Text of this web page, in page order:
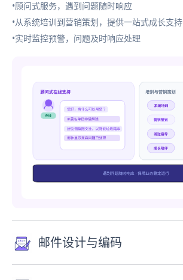
•顾问式服务，遇到问题随时响应
•从系统培训到营销策划，提供一站式成长支持
•实时监控预警，问题及时响应处理
邮件设计与编码